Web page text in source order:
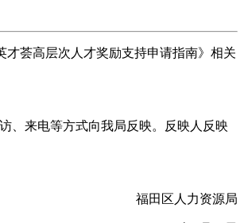
才荟高层次人才奖励支持申请指南》相关
、来电等方式向我局反映。反映人反映
福田区人力资源局